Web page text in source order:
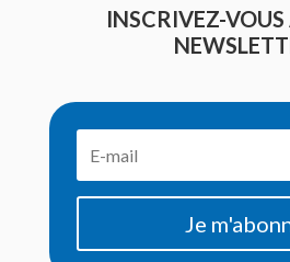
INSCRIVEZ-
Je